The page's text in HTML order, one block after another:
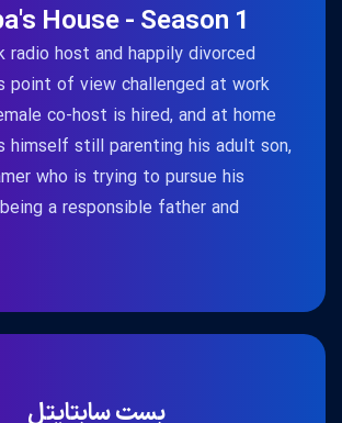
House - Season 1
radio host and happily divorced
point of view challenged at work
co-host is hired, and at home
himself still parenting his adult son,
who is trying to pursue his
a responsible father and
بست سابتایتل